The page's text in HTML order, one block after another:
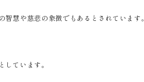
慧や慈悲の象徴でもあるとされています。
ています。